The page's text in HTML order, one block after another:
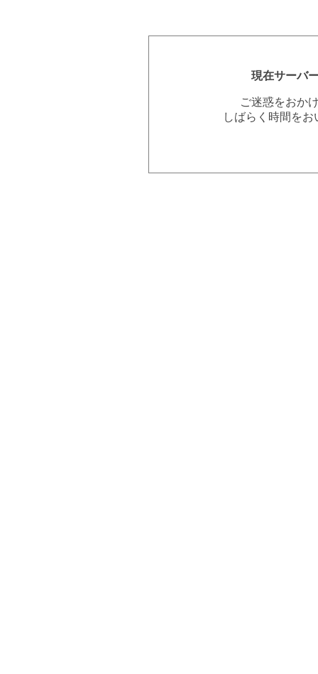
現在サーバ
ご迷惑をおか
しばらく時間を